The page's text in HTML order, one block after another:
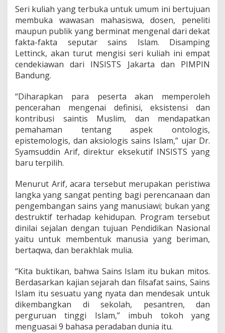
s
a
l
B
l
a
Seri kuliah yang terbuka untuk umum ini bertujuan
membuka wawasan mahasiswa, dosen, peneliti
maupun publik yang berminat mengenal dari dekat
fakta-fakta seputar sains Islam. Disamping
Lettinck, akan turut mengisi seri kuliah ini empat
cendekiawan dari INSISTS Jakarta dan PIMPIN
Bandung.
“Diharapkan para peserta akan memperoleh
pencerahan mengenai definisi, eksistensi dan
kontribusi saintis Muslim, dan mendapatkan
pemahaman tentang aspek ontologis,
epistemologis, dan aksiologis sains Islam,” ujar Dr.
Syamsuddin Arif, direktur eksekutif INSISTS yang
baru terpilih.
Menurut Arif, acara tersebut merupakan peristiwa
langka yang sangat penting bagi perencanaan dan
pengembangan sains yang manusiawi; bukan yang
destruktif terhadap kehidupan. Program tersebut
dinilai sejalan dengan tujuan Pendidikan Nasional
yaitu untuk membentuk manusia yang beriman,
bertaqwa, dan berakhlak mulia.
“Kita buktikan, bahwa Sains Islam itu bukan mitos.
Berdasarkan kajian sejarah dan filsafat sains, Sains
Islam itu sesuatu yang nyata dan mendesak untuk
dikembangkan di sekolah, pesantren, dan
perguruan tinggi Islam,” imbuh tokoh yang
menguasai 9 bahasa peradaban dunia itu.